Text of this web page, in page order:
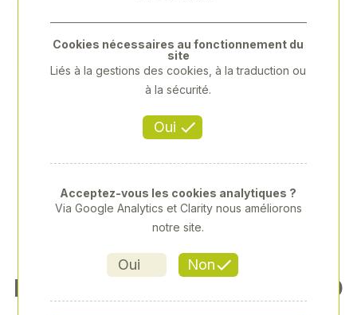
ENTRAVES RENFORCÉES TO
Oui
Cookies nécessaires au fonctionnement du
site
Liés à la gestions des cookies, à la traduction ou
à la sécurité.
Oui Non
Acceptez-vous les cookies analytiques ?
Via Google Analytics et Clarity nous améliorons
notre site.